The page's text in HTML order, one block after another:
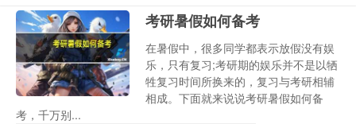
考研暑假如何备考
在暑假中，很多同学都表示放假没有娱
乐，只有复习;考研期的娱乐并不是以牺
牲复习时间所换来的，复习与考研相辅
相成。下面就来说说考研暑假如何备
考，千万别...